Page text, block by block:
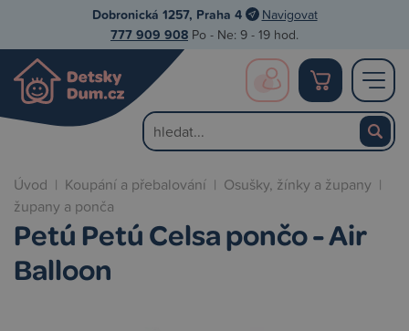
Dobronická 1257, Praha 4 Navigovat
777 909 908 Po - Ne: 9 - 19 hod.
Úvod | Koupání a přebalování | Osušky, žínky a župany |
župany a ponča
Petú Petú Celsa pončo - Air
Balloon